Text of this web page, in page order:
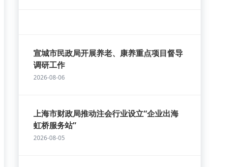
宣城市民政局开展养老、康养重点项目督导
调研工作
2026-08-06
上海市财政局推动注会行业设立“企业出海
虹桥服务站”
2026-08-05